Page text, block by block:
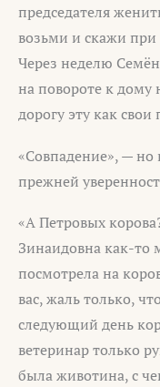
председателя
возьми и скажи при
Через неделю
на повороте к дому
дорогу эту как свои
«Совпадение», — но
прежней
«А Петровых
Зинаидовна как-то
посмотрела на
вас, жаль только,
следующий день
ветеринар только
была животина, с